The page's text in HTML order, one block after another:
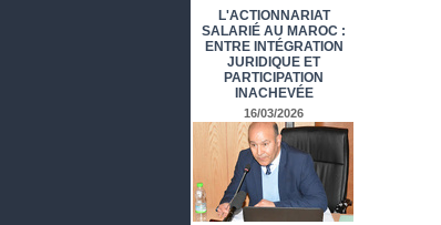
L'ACTIONNARIAT
SALARIÉ AU MAROC :
ENTRE INTÉGRATION
JURIDIQUE ET
PARTICIPATION
INACHEVÉE
16/03/2026